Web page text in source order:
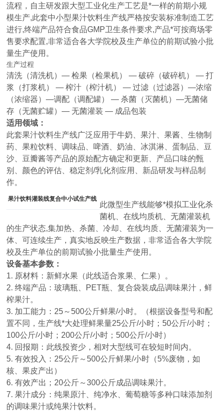
流程，自主研发跟大型工业化生产工艺是*一样的前期小规
模生产,此套中小型果汁饮料生产线严格按安装标准制造工艺
进行,终端产品符合食品GMP卫生条件要求,产品*可按商场零
售要求配置,非常适合各大学院校及生产单位的前期试验小批
量生产使用。
生产过程
清洗（清洗机）— 检果（检果机） — 破碎（破碎机） — 打
浆（打浆机） — 榨汁（榨汁机） — 过滤（过滤器）—浓缩
（浓缩器）—调配（调配罐） — 杀菌（灭菌机）—无菌储
存（无菌贮罐）— 无菌灌装 — 成品包装
适用领域：
此套果汁饮料生产线广泛应用于牛奶、果汁、果酱、生物制
药、果粒饮料、调味品、啤酒、奶油、冰淇淋、蛋制品、豆
沙、豆瓣酱等产品的原始配方确定和更新、产品口味的甄
别、颜色的评估、稳定剂/乳化剂应用、新品研发与样品制
作。
果汁饮料灌装线复合中小试生产线
此微型生产线能够*模拟工业化杀
菌机、在线均质机、无菌灌装机
的生产状态,集加热、杀菌、冷却、在线均质、无菌灌装为一
体、可连续生产，真实地反映生产数据，非常适合各大学院
校及生产单位的前期试验小批量生产使用。
设备基本参数：
1. 原材料：新鲜水果（此线适合浆果、仁果）。
2. 终端产品：玻璃瓶、PET瓶、复合袋装成品调味果汁，鲜
榨果汁。
3. 加工能力：25～500公斤鲜果/小时。（根据设备型号和配
置不同，生产线*大处理鲜果量25公斤/小时；50公斤/小时；
100公斤/小时；200公斤/小时；500公斤/小时）
4. 回报期：此线投资少，相对大型线可在较短时间内。
5. 有效投入：25公斤～500公斤鲜果/小时（5%废物，如
核、果皮产出）
6. 有效产出；20公斤～300公斤成品调味果汁。
7. 果汁成分：纯果原汁、纯净水、葡萄糖等多种口味添加剂
的调味果汁或纯果汁饮料。